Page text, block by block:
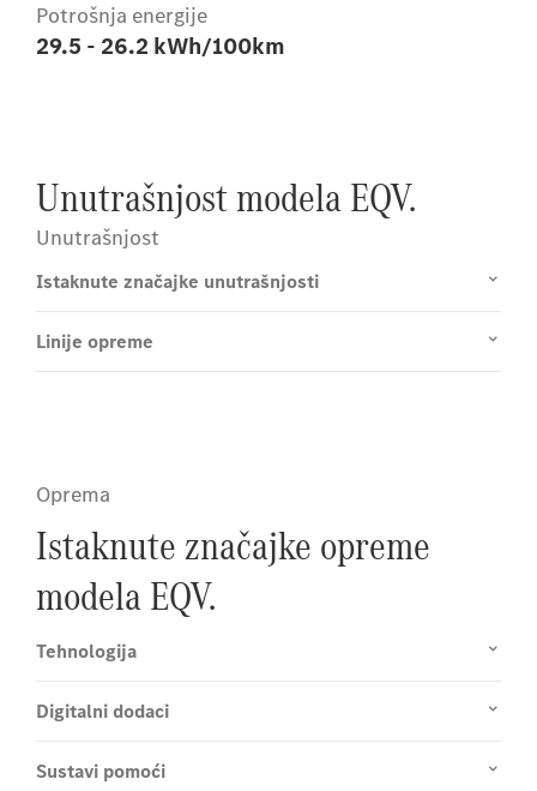
Potrošnja energije
29.5 - 26.2 kWh/100km
Unutrašnjost modela EQV.
Unutrašnjost
Istaknute značajke unutrašnjosti
Linije opreme
Oprema
Istaknute značajke opreme
modela EQV.
Tehnologija
Digitalni dodaci
Sustavi pomoći